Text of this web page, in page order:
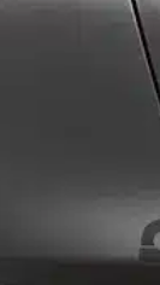
servicio ! Bien
balanceo a